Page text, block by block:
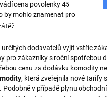
cena povolenky 45
by mohlo znamenat pro
dodavatelů vyjít vstříc
pro zákazníky s roční spotřebou
cenu za dodávku komodity
, která zveřejnila nové tarify
v případě plynu